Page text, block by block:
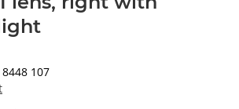
8448 107